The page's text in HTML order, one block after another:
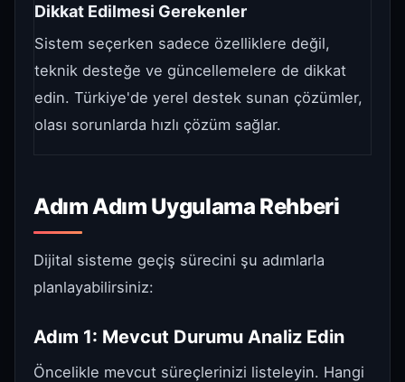
Dikkat Edilmesi Gerekenler
Sistem seçerken sadece özelliklere değil,
teknik desteğe ve güncellemelere de dikkat
edin. Türkiye'de yerel destek sunan çözümler,
olası sorunlarda hızlı çözüm sağlar.
Adım Adım Uygulama Rehberi
Dijital sisteme geçiş sürecini şu adımlarla
planlayabilirsiniz:
Adım 1: Mevcut Durumu Analiz Edin
Öncelikle mevcut süreçlerinizi listeleyin. Hangi